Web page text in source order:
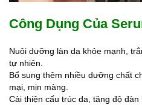
Công Dụng Của
Nuôi dưỡng làn da khỏe mạnh,
tự nhiên.
Bổ sung thêm nhiều dưỡng chất
mại, mịn màng.
Cải thiện cấu trúc da, tăng độ